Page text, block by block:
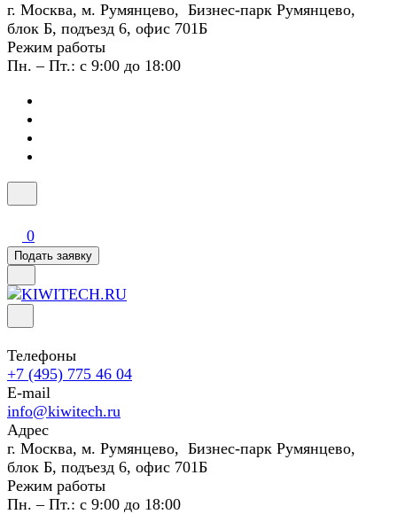
г. Москва, м. Румянцево, Бизнес-парк Румянцево,
блок Б, подъезд 6, офис 701Б
Режим работы
Пн. – Пт.: с 9:00 до 18:00
0
Подать заявку
Телефоны
+7 (495) 775 46 04
E-mail
info@kiwitech.ru
Адрес
г. Москва, м. Румянцево, Бизнес-парк Румянцево,
блок Б, подъезд 6, офис 701Б
Режим работы
Пн. – Пт.: с 9:00 до 18:00